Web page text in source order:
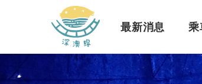
最新消息
訊息公告
乘
行車路線
景點介紹 探
緣起簡介
一般問題